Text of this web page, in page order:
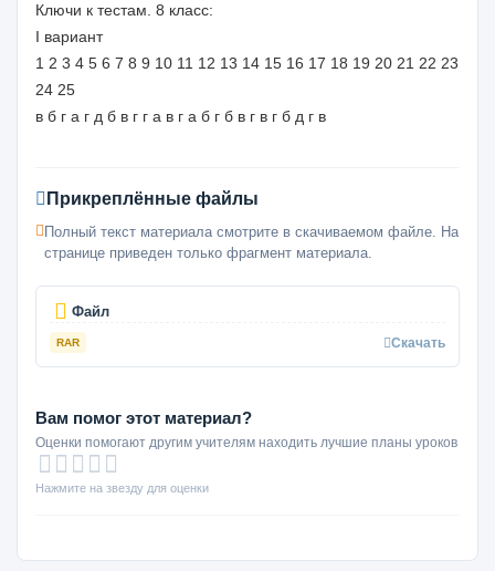
Ключи к тестам. 8 класс:
I вариант
1 2 3 4 5 6 7 8 9 10 11 12 13 14 15 16 17 18 19 20 21 22 23
24 25
в б г а г д б в г г а в г а б г б в г в г б д г в
Прикреплённые файлы
Полный текст материала смотрите в скачиваемом файле. На
странице приведен только фрагмент материала.
Файл
RAR Скачать
Вам помог этот материал?
Оценки помогают другим учителям находить лучшие планы уроков
Нажмите на звезду для оценки